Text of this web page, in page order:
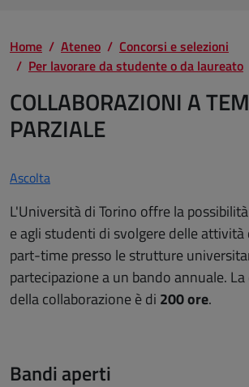
Home Ateneo
Concorsi e selezioni
Per lavorare da studente o da laureato
COLLABORAZIONI A
PARZIALE
Ascolta
L'Università di Torino offre la
e agli studenti di svolgere delle
part-time presso le strutture
partecipazione a un bando annuale.
della collaborazione è di 200 ore.
Bandi aperti